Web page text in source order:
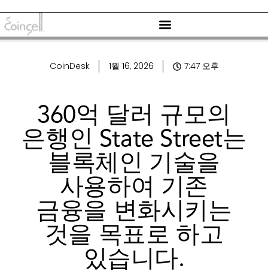
CoinDesk 1월 16, 2026 7:47 오후
360억 달러 규모의
은행인 State Street는
블록체인 기술을
사용하여 기존
금융을 변화시키는
것을 목표로 하고
있습니다.